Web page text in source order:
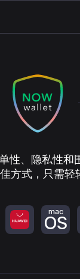
性、隐私性
方式，只需轻